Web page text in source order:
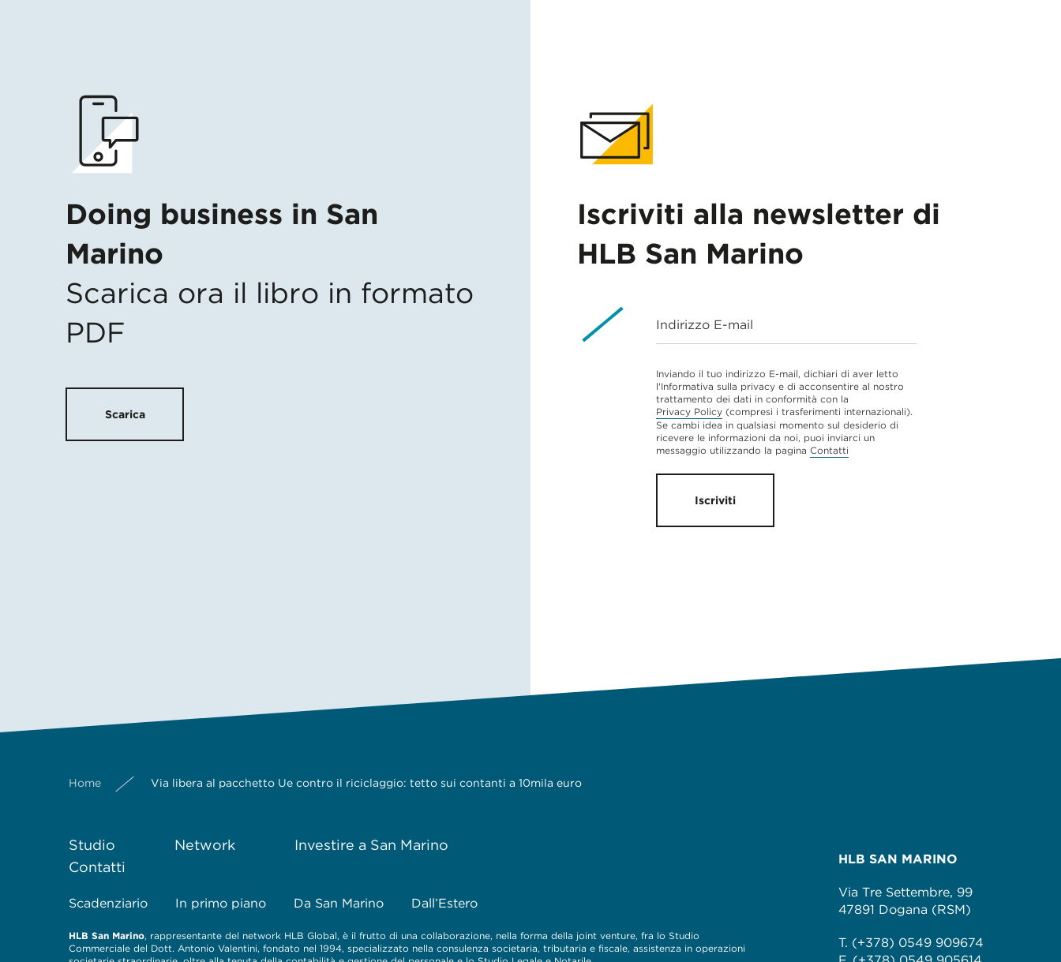
Doing business in San
Marino
Scarica ora il libro in formato
PDF
Scarica
Iscriviti alla newsletter di
HLB San Marino
Indirizzo E-mail
Inviando il tuo indirizzo E-mail, dichiari di aver letto
l'Informativa sulla privacy e di acconsentire al nostro
trattamento dei dati in conformità con la
Privacy Policy (compresi i trasferimenti internazionali).
Se cambi idea in qualsiasi momento sul desiderio di
ricevere le informazioni da noi, puoi inviarci un
messaggio utilizzando la pagina Contatti
Iscriviti
Home Via libera al pacchetto Ue contro il riciclaggio: tetto sui contanti a 10mila euro
Studio Network
Investire a San Marino
Contatti
Scadenziario In primo piano Da San Marino Dall’Estero
HLB SAN MARINO
Via Tre Settembre, 99
47891 Dogana (RSM)
T. (+378) 0549 909674
HLB San Marino, rappresentante del network HLB Global, è il frutto di una collaborazione, nella forma della joint venture, fra lo Studio
Commerciale del Dott. Antonio Valentini, fondato nel 1994, specializzato nella consulenza societaria, tributaria e fiscale, assistenza in operazioni